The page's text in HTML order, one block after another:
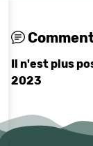
Il n'est plus
2023